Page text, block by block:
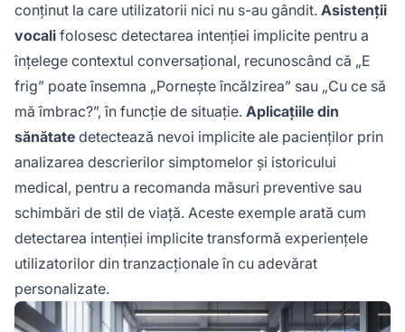
conținut la care utilizatorii nici nu s-au gândit. Asistenții
vocali folosesc detectarea intenției implicite pentru a
înțelege contextul conversațional, recunoscând că „E
frig” poate însemna „Pornește încălzirea” sau „Cu ce să
mă îmbrac?”, în funcție de situație. Aplicațiile din
sănătate detectează nevoi implicite ale pacienților prin
analizarea descrierilor simptomelor și istoricului
medical, pentru a recomanda măsuri preventive sau
schimbări de stil de viață. Aceste exemple arată cum
detectarea intenției implicite transformă experiențele
utilizatorilor din tranzacționale în cu adevărat
personalizate.